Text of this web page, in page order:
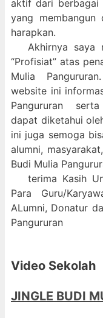
aktif dari
yang
harapkan.
Akhirnya saya
“Profisiat” atas
Mulia
website ini
Pangururan
dapat diketahui
ini juga semoga
alumni,
Budi Mulia
terima Kasih
Para Guru/
ALumni, Donatur
Pangururan
Video Sekolah
JINGLE BUDI